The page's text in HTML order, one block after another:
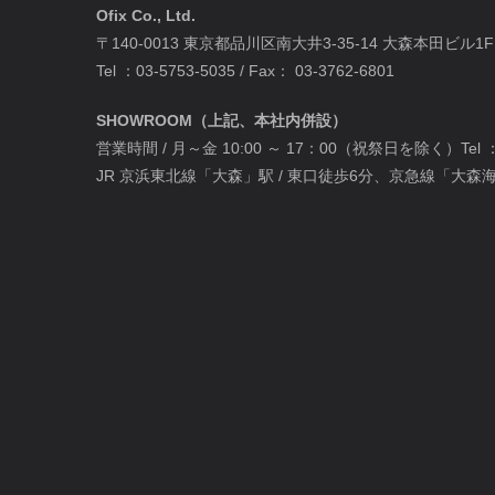
Ofix Co., Ltd.
〒140-0013 東京都品川区南大井3-35-14 大森本田ビル1F
Tel ： 03-5753-5035 / Fax： 03-3762-6801
SHOWROOM（上記、本社内併設）
営業時間 / 月～金 10:00 ～ 17：00（祝祭日を除く）Tel ：
JR 京浜東北線「大森」駅 / 東口徒歩6分、京急線「大森